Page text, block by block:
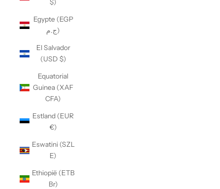
$)
Egypte (EGP
ج.م)
El Salvador
(USD $)
Equatorial
Guinea (XAF
CFA)
Estland (EUR
€)
Eswatini (SZL
E)
Ethiopië (ETB
Br)